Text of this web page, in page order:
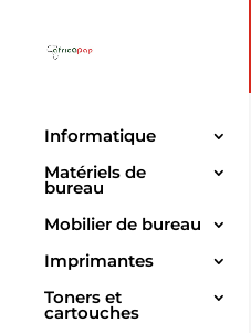
Informatique
Matériels de
bureau
Mobilier de bureau
Imprimantes
Toners et
cartouches